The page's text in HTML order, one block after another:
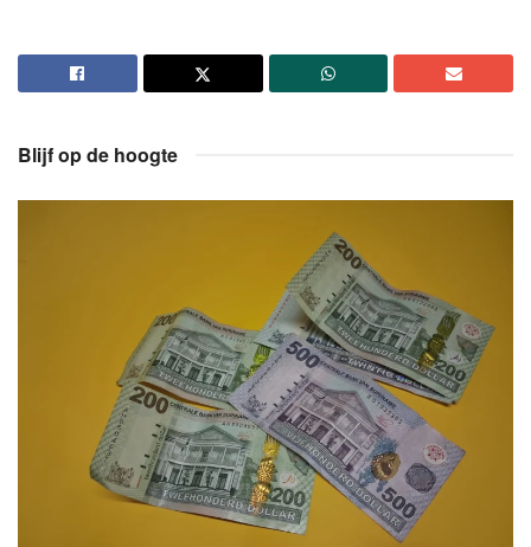
Blijf op de hoogte